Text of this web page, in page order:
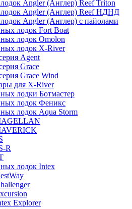
Angler (Англер) Reef Triton
лодок Angler (Англер) Reef НДНД
Angler (Англер) с пайолами
лодок Fort Boat
лодок Omolon
лодок X-River
Agent
Grace
Grace Wind
для X-River
лодки Ботмастер
лодок Феникc
лодок Aqua Storm
R
лодок Intex
Explorer